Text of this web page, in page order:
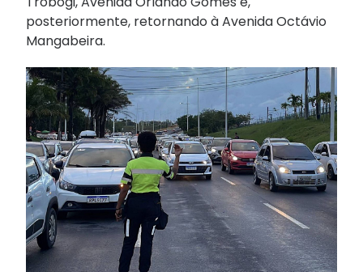
posteriormente, retornando à Avenida Octávio
Mangabeira.